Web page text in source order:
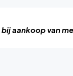
bij aankoop van